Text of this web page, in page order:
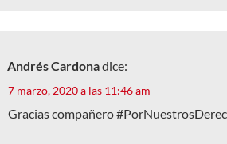
Andrés Cardonadice:
7 marzo, 2020 a las 11:46 am
Gracias compañero